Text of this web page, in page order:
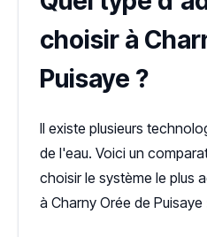
choisir à
Puisaye ?
Il existe plusieurs
de l'eau. Voici un
choisir le système le plus
à Charny Orée de Puisaye